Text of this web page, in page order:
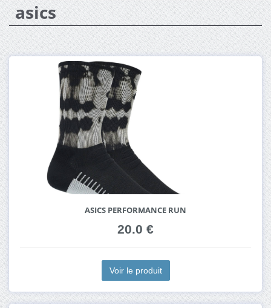
asics
ASICS PERFORMANCE RUN
20.0 €
Voir le produit